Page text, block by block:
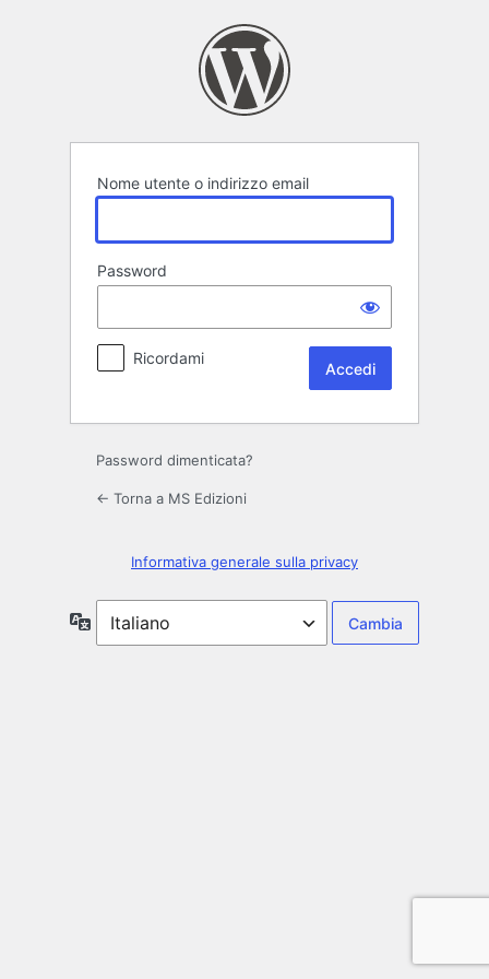
Nome utente o indirizzo email
Password
Ricordami
Password dimenticata?
← Torna a MS Edizioni
Informativa generale sulla privacy
Lingua